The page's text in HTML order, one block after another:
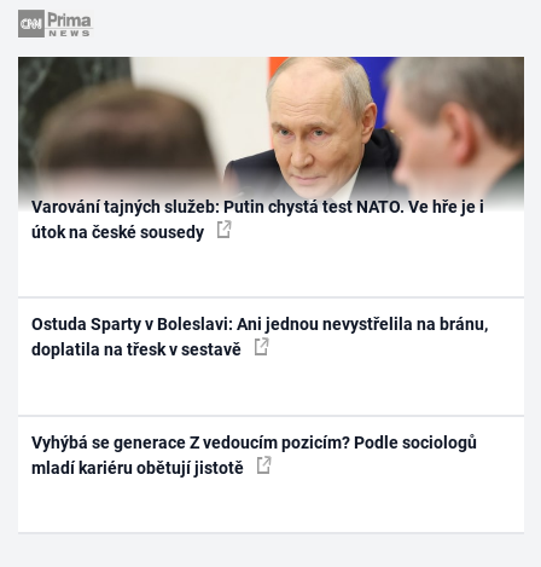
Varování tajných služeb: Putin chystá test NATO. Ve hře je i
útok na české sousedy
Ostuda Sparty v Boleslavi: Ani jednou nevystřelila na bránu,
doplatila na třesk v sestavě
Vyhýbá se generace Z vedoucím pozicím? Podle sociologů
mladí kariéru obětují jistotě